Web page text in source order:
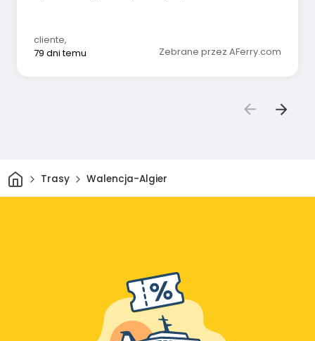
cliente,
79 dni temu
Zebrane przez AFerry.com
DomTrasy Walencja-Algier